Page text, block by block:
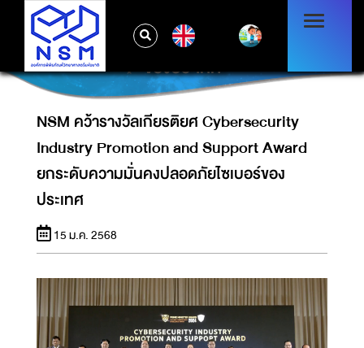
NSM คว้ารางวัลเกียรติยศ CYBERSECURITY
INDUSTRY PROMOTION AND SUPPORT
AWARD ยกระดับความมั่นคงปลอดภัยไซเบอร์
ของประเทศ
NSM คว้ารางวัลเกียรติยศ Cybersecurity
Industry Promotion and Support Award
ยกระดับความมั่นคงปลอดภัยไซเบอร์ของ
ประเทศ
15 ม.ค. 2568